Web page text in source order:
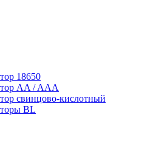
18650
AA / AAA
свинцово-кислотный
BL